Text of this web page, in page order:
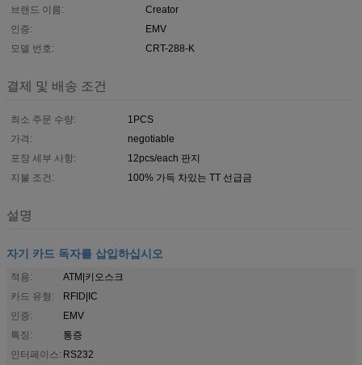
브랜드 이름:
Creator
인증:
EMV
모델 번호:
CRT-288-K
결제 및 배송 조건
최소 주문 수량:
1PCS
가격:
negotiable
포장 세부 사항:
12pcs/each 판지
지불 조건:
100% 가득 차있는 TT 선급금
설명
자기 카드 독자를 삽입하십시오
적용:
ATM|키오스크
카드 유형:
RFID|IC
인증:
EMV
특징:
통증
인터페이스: RS232